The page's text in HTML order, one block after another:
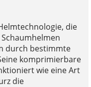
die
durch bestimmte
komprimierbare
wie eine Art
die